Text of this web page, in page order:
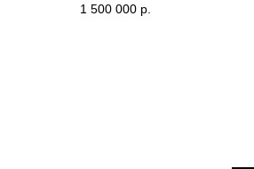
1 500 000 р.